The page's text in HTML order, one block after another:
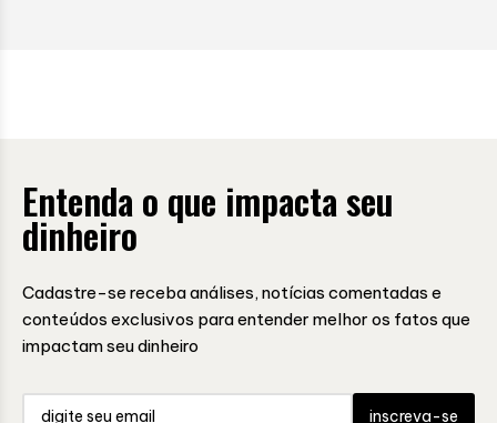
Entenda o que impacta seu
dinheiro
Cadastre-se receba análises, notícias comentadas e
conteúdos exclusivos para entender melhor os fatos que
impactam seu dinheiro
inscreva-se